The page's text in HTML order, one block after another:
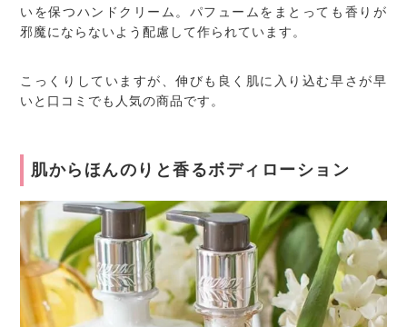
いを保つハンドクリーム。パフュームをまとっても香りが
邪魔にならないよう配慮して作られています。
こっくりしていますが、伸びも良く肌に入り込む早さが早
いと口コミでも人気の商品です。
肌からほんのりと香るボディローション